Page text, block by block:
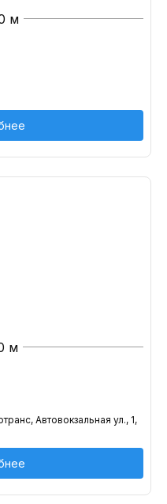
м
м
Автовокзальная ул., 1,